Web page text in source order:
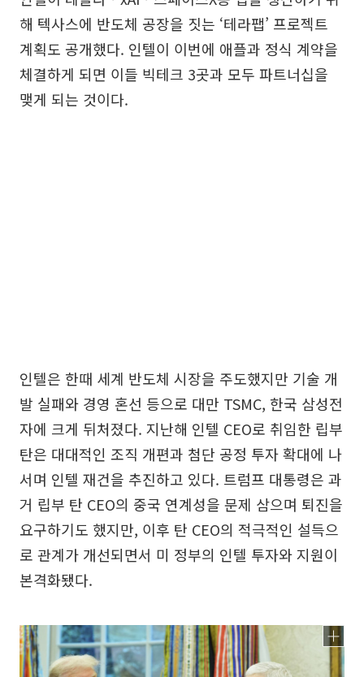
해 텍사스에 반도체 공장을 짓는 ‘테라팹’ 프로젝트
계획도 공개했다. 인텔이 이번에 애플과 정식 계약을
체결하게 되면 이들 빅테크 3곳과 모두 파트너십을
맺게 되는 것이다.
인텔은 한때 세계 반도체 시장을 주도했지만 기술 개
발 실패와 경영 혼선 등으로 대만 TSMC, 한국 삼성전
자에 크게 뒤처졌다. 지난해 인텔 CEO로 취임한 립부
탄은 대대적인 조직 개편과 첨단 공정 투자 확대에 나
서며 인텔 재건을 추진하고 있다. 트럼프 대통령은 과
거 립부 탄 CEO의 중국 연계성을 문제 삼으며 퇴진을
요구하기도 했지만, 이후 탄 CEO의 적극적인 설득으
로 관계가 개선되면서 미 정부의 인텔 투자와 지원이
본격화됐다.